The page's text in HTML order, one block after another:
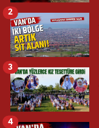
2
3
4